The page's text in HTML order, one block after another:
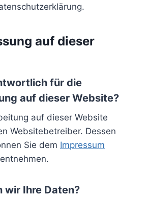
auf dieser
für die
auf dieser Website?
auf dieser Website
Websitebetreiber. Dessen
Sie dem Impressum
wir Ihre Daten?